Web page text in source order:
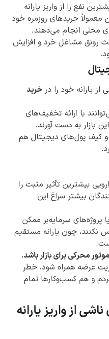
نفع را از واریز یارانه
معمولاً خریدهای روزمره خود
محلی انجام می‌دهند.
رونق مشاغل خرد و افزایش
یارانه خود را در خرید
با ارائه تخفیف‌های
بازار به دست آورند.
و کیف پول‌های دیجیتال هم
بیشترین تأثیر مثبت را
بیشتر سراغ این
پروژه‌های سرمایه‌بر ممکن
نکنند، چون یارانه مستقیم
محرکی برای بازار باشد،
عرضه همراه شود، خطر
و هم کسب‌وکارها تمام
از واریز یارانه